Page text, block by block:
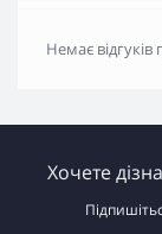
Немає
Хочете